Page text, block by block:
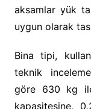
aksamlar yük
uygun olarak
Bina tipi,
teknik
göre 630 kg
kapasitesine,